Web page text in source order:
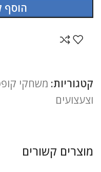
הוסף
קטגוריות: משחקי
וצעצועים
מוצרים קשורים